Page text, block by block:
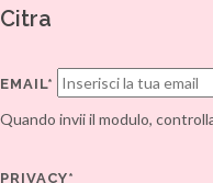
Citra
EMAIL*
Quando invii il modulo,
PRIVACY*